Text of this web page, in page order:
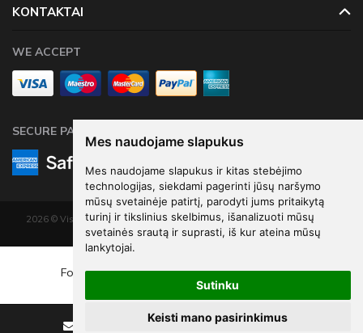
Mes naudojame slapukus
Mes naudojame slapukus ir kitas stebėjimo
technologijas, siekdami pagerinti jūsų naršymo
mūsų svetainėje patirtį, parodyti jums pritaikytą
turinį ir tikslinius skelbimus, išanalizuoti mūsų
svetainės srautą ir suprasti, iš kur ateina mūsų
lankytojai.
Sutinku
Keisti mano pasirinkimus
Foil Balloon Number 9 , 86cm, rose gold €643
Sutaupote - €214
KONTAKTAI
WE ACCEPT
SECURE PAYMENTS
2026 © Visos teisės saugomos. Kopijuoti, platinti svetainės turinį be autorių
sutikimo draudžiama.
Elektroninių parduotuvių nuoma
Skambinti